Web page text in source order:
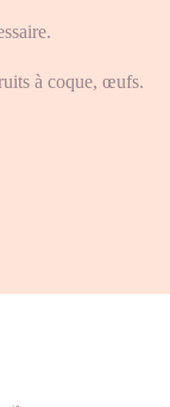
à coque, œufs.